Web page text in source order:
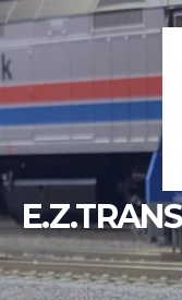
Skip
to
content